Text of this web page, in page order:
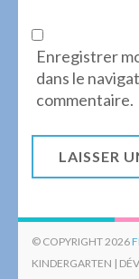
Enregistrer
dans le
commentaire.
© COPYRIGHT 2026
KINDERGARTEN |